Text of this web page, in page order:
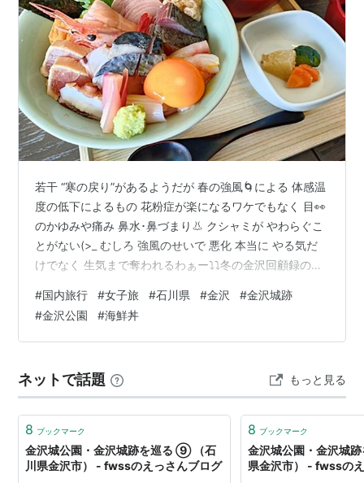
若干 “寒の戻り”があるようだが 春の強風🌀による 体感温
度の低下によるもの 花粉症が楽になるワケでもなく 目👀
のかゆみや痛み 鼻水･鼻づまり👃 クシャミが やわらぐこ
とがない(>_ むしろ 強風のせいで 悪化 本当に やる気だ
けでなく 生気まで奪われるわぁー⤵⤵冬の金沢回顧録のつ
ニコと一泊二日の二人旅 雪❄がたくさん残る金沢 🕐
Launch Time🍴 冬☃の金沢を旅先に選んだのは ズバリ
ッ！ 食 その中でも特に🐟海鮮🐟 金沢の旅の最期のガッ
お店へ☛Go! 食処 金沢 酢重 HO…
#国内旅行 #女子旅 #石川県 #金沢 #金沢城跡
#金沢公園 #海鮮丼
ネットで話題 もっと見る
8 ブックマーク
金沢城公園・金沢城跡を巡る ⑨ （石
川県金沢市） - fwssのえっさんブログ
8 ブックマーク
金沢城公園・金沢城
県金沢市） - fwssの